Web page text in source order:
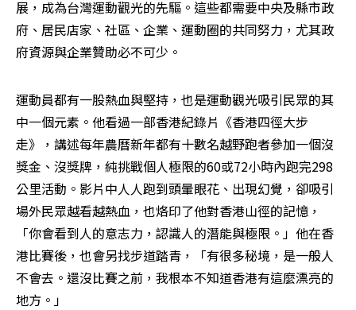
展，成為台灣運動觀光的先驅。這些都需要中央及縣市政
府、居民店家、社區、企業、運動圈的共同努力，尤其政
府資源與企業贊助必不可少。
運動員都有一股熱血與堅持，也是運動觀光吸引民眾的其
中一個元素。他看過一部香港紀錄片《香港四徑大步
走》，講述每年農曆新年都有十數名越野跑者參加一個沒
獎金、沒獎牌，純挑戰個人極限的60或72小時內跑完298
公里活動。影片中人人跑到頭暈眼花、出現幻覺，卻吸引
場外民眾越看越熱血，也烙印了他對香港山徑的記憶，
「你會看到人的意志力，認識人的潛能與極限。」他在香
港比賽後，也會另找步道踏青，「有很多秘境，是一般人
不會去。還沒比賽之前，我根本不知道香港有這麼漂亮的
地方。」